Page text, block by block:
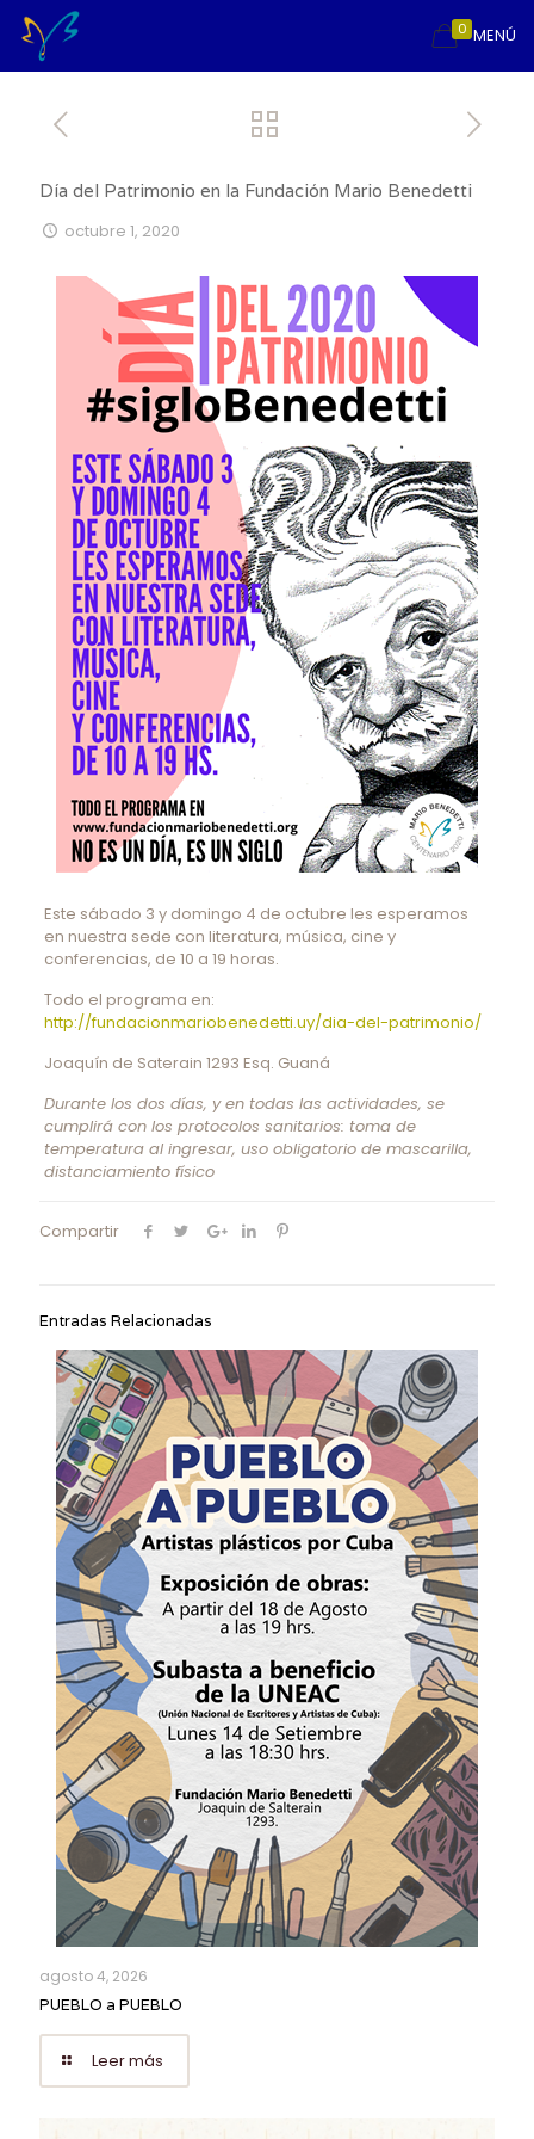
MENÚ
0
Día del Patrimonio en la Fundación Mario Benedetti
octubre 1, 2020
Este sábado 3 y domingo 4 de octubre les esperamos
en nuestra sede con literatura, música, cine y
conferencias, de 10 a 19 horas.
Todo el programa en:
http://fundacionmariobenedetti.uy/dia-del-patrimonio/
Joaquín de Saterain 1293 Esq. Guaná
Durante los dos días, y en todas las actividades, se
cumplirá con los protocolos sanitarios: toma de
temperatura al ingresar, uso obligatorio de mascarilla,
distanciamiento físico
Compartir
Entradas Relacionadas
agosto 4, 2026
PUEBLO a PUEBLO
Leer más